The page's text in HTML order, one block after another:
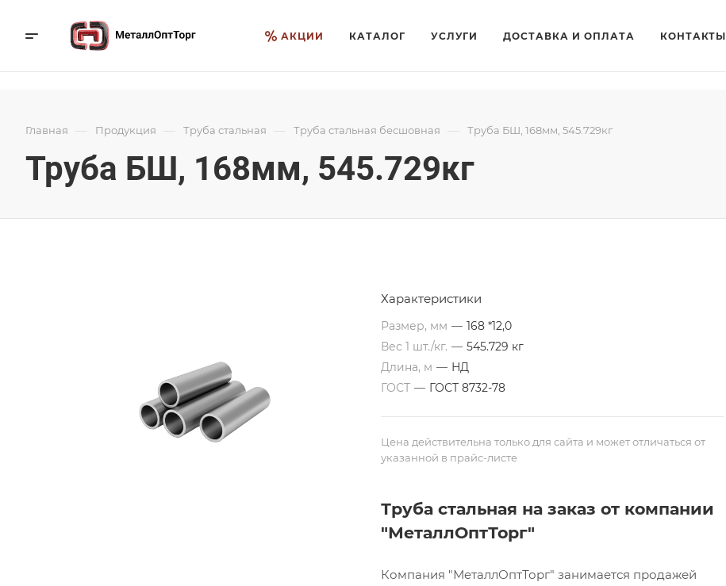
АКЦИИ КАТАЛОГ УСЛУГИ ДОСТАВКА И ОПЛАТА КОНТАКТЫ
Главная — Продукция — Труба стальная — Труба стальная бесшовная — Труба БШ, 168мм, 545.729кг
Труба БШ, 168мм, 545.729кг
Характеристики
Размер, мм — 168 *12,0
Вес 1 шт./кг. — 545.729 кг
Длина, м — НД
ГОСТ — ГОСТ 8732-78
Цена действительна только для сайта и может отличаться от
указанной в прайс-листе
Труба стальная на заказ от компании
"МеталлОптТорг"
Компания "МеталлОптТорг" занимается продажей